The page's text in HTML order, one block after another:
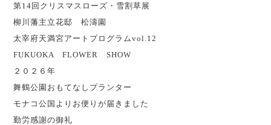
第14回クリスマスローズ・雪割草展
柳川藩主立花邸 松濤園
太宰府天満宮アートプログラムvol.12
FUKUOKA FLOWER SHOW
２０２６年
舞鶴公園おもてなしプランター
モナコ公国よりお便りが届きました
勤労感謝の御礼